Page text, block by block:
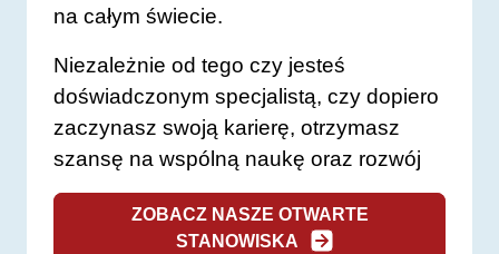
na całym świecie.
Niezależnie od tego czy jesteś
doświadczonym specjalistą, czy dopiero
zaczynasz swoją karierę, otrzymasz
szansę na wspólną naukę oraz rozwój
ZOBACZ NASZE OTWARTE
STANOWISKA